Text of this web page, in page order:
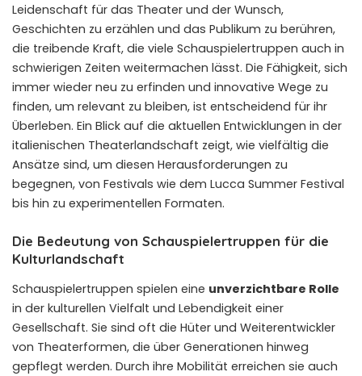
Leidenschaft für das Theater und der Wunsch,
Geschichten zu erzählen und das Publikum zu berühren,
die treibende Kraft, die viele Schauspielertruppen auch in
schwierigen Zeiten weitermachen lässt. Die Fähigkeit, sich
immer wieder neu zu erfinden und innovative Wege zu
finden, um relevant zu bleiben, ist entscheidend für ihr
Überleben. Ein Blick auf die aktuellen Entwicklungen in der
italienischen Theaterlandschaft zeigt, wie vielfältig die
Ansätze sind, um diesen Herausforderungen zu
begegnen, von Festivals wie dem Lucca Summer Festival
bis hin zu experimentellen Formaten.
Die Bedeutung von Schauspielertruppen für die
Kulturlandschaft
Schauspielertruppen spielen eine unverzichtbare Rolle
in der kulturellen Vielfalt und Lebendigkeit einer
Gesellschaft. Sie sind oft die Hüter und Weiterentwickler
von Theaterformen, die über Generationen hinweg
gepflegt werden. Durch ihre Mobilität erreichen sie auch